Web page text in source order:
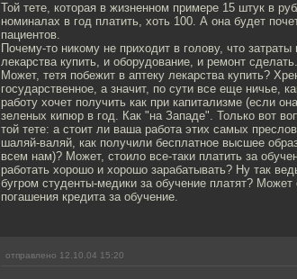
Той тете, которая в жизненном примере 15 штук в
номиналах в год платить, хоть 100. А она будет
пациентов.
Почему-то никому не приходит в голову, что
лекарства купить, и оборудование, и ремонт
Может, тетя побежит в аптеку лекарства купить?
государственное, а значит, по сути все еще ничье,
работу хочет получить как при капитализме (если
зеленых кипюр в год. Как "на Западе". Только вот
той тете: а стоит ли ваша работа этих самых
шаляй-валяй, как получили бесплатное высшее
всем нам)? Может, стоило все-таки платить за
работать хорошо и хорошо зарабатывать? Ну так
бугром студенты-медики за обучение платят?
погашения кредита за обучение.
отправлено 12.10.04 15:20